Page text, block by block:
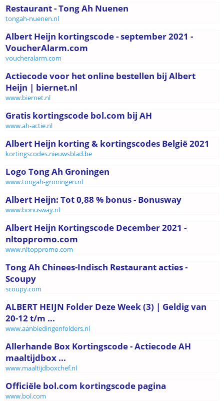
Restaurant - Tong Ah Nuenen
tongah-nuenen.nl
Albert Heijn kortingscode - september 2021 -
VoucherAlarm.com
voucheralarm.com
Actiecode voor het online bestellen bij Albert
Heijn | biernet.nl
www.biernet.nl
Gratis kortingscode bol.com bij AH
www.ah-actie.nl
Albert Heijn korting & kortingscodes België 2021
kortingscodes.nieuwsblad.be
Logo Tong Ah Groningen
www.tongah-groningen.nl
Albert Heijn: Tot 0,88 % bonus - Bonusway
www.bonusway.nl
Albert Heijn Kortingscode December 2021 -
nltoppromo.com
www.nltoppromo.com
Tong Ah Chinees-Indisch Restaurant acties -
Scoupy
scoupy.com
ALBERT HEIJN Folder Deze Week (3) | Geldig van
20-12 t/m ...
www.aanbiedingenfolders.nl
Allerhande Box Kortingscode - Actiecode AH
maaltijdbox ...
www.maaltijdboxchef.nl
Officiële bol.com kortingscode pagina
www.bol.com